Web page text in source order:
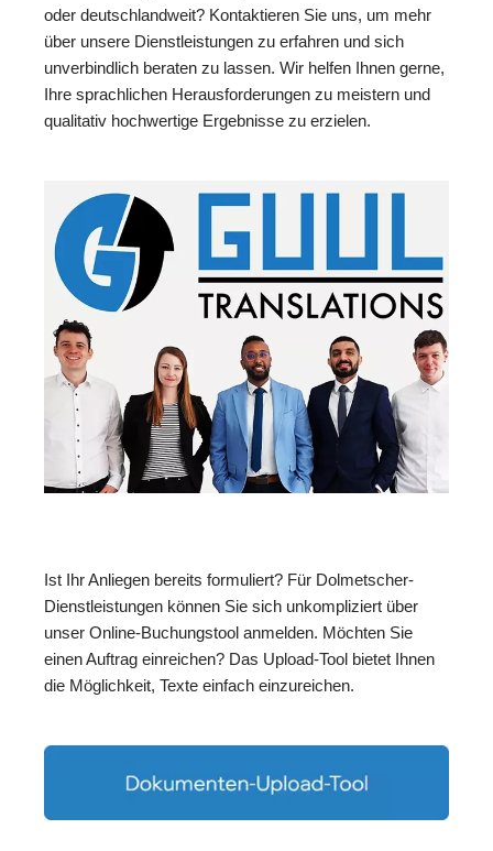
oder deutschlandweit? Kontaktieren Sie uns, um mehr
über unsere Dienstleistungen zu erfahren und sich
unverbindlich beraten zu lassen. Wir helfen Ihnen gerne,
Ihre sprachlichen Herausforderungen zu meistern und
qualitativ hochwertige Ergebnisse zu erzielen.
Ist Ihr Anliegen bereits formuliert? Für Dolmetscher-
Dienstleistungen können Sie sich unkompliziert über
unser Online-Buchungstool anmelden. Möchten Sie
einen Auftrag einreichen? Das Upload-Tool bietet Ihnen
die Möglichkeit, Texte einfach einzureichen.